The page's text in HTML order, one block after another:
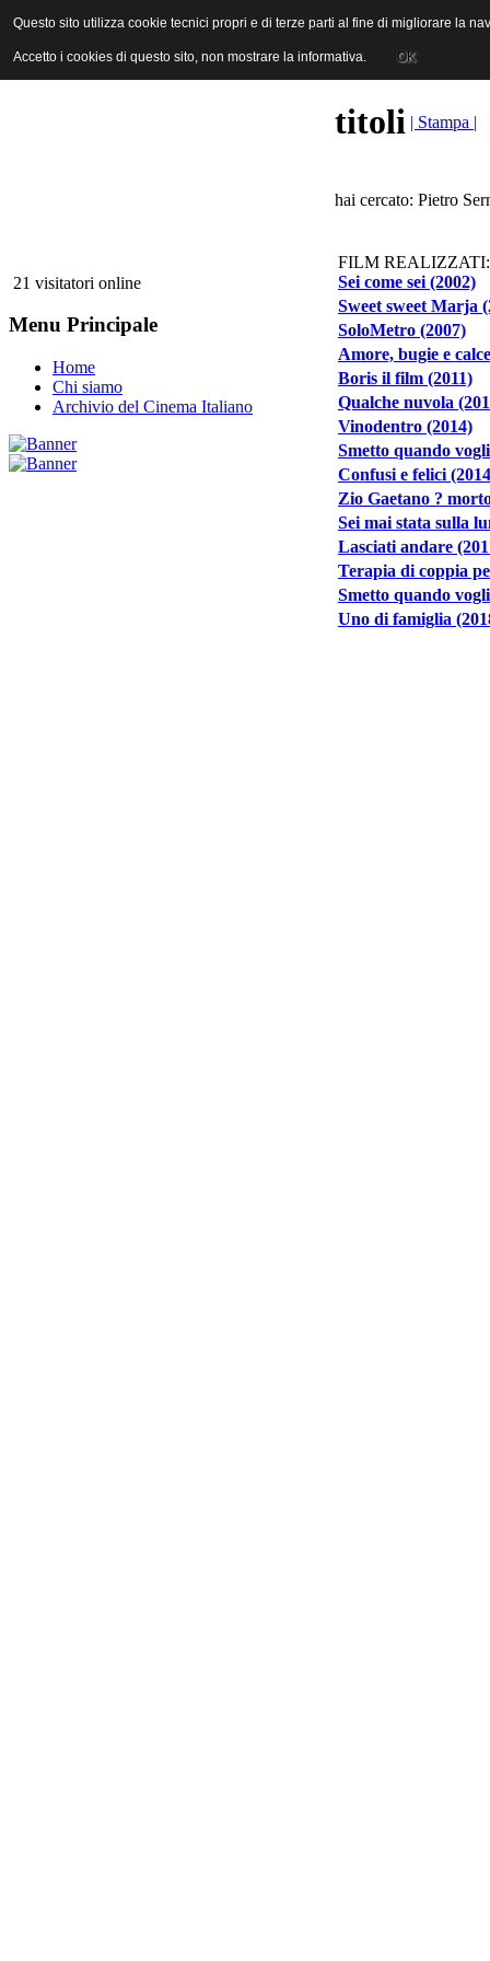
ANICA | Associazione Nazionale Industrie Cinematografiche
21 visitatori online
Menu Principale
Home
Chi siamo
Archivio del Cinema Italiano
titoli | Stampa |
hai cercato: Pietro
FILM REALIZZATI:
Sei come sei (2002)
Sweet sweet Marja
SoloMetro (2007)
Amore, bugie e
Boris il film (2011)
Qualche nuvola
Vinodentro (2014)
Smetto quando
Confusi e felici
Zio Gaetano ?
Sei mai stata sulla
Lasciati andare
Terapia di coppia
Smetto quando
Uno di famiglia
Questo sito utilizza cookie tecnici propri e di terze parti al fine di migliorare la
Accetto i cookies di questo sito, non mostrare la informativa. OK
Questo sito utilizza cookie tecnici propri e di terze parti al fine di migliorare la
Accetto i cookies di questo sito, non mostrare la informativa. OK